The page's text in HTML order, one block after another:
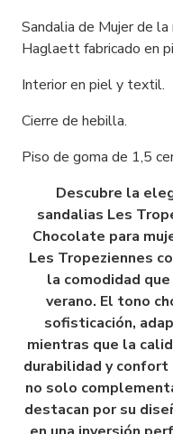
Sandalia de Mujer de
Haglaett fabricado en
Interior en piel y textil.
Cierre de hebilla.
Piso de goma de 1,5
Descubre la
sandalias Les
Chocolate para
Les Tropeziennes
la comodidad
verano. El tono
sofisticación,
mientras que la
durabilidad y confort
no solo
destacan por su